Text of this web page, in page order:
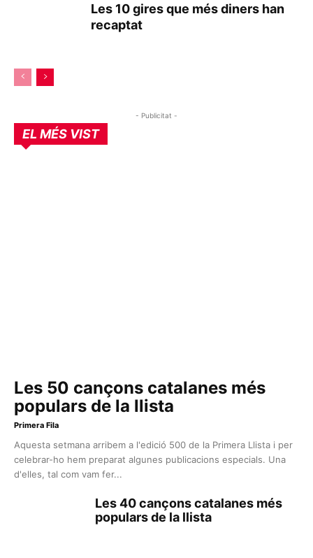
Les 10 gires que més diners han
recaptat
- Publicitat -
EL MÉS VIST
Les 50 cançons catalanes més
populars de la llista
Primera Fila
Aquesta setmana arribem a l'edició 500 de la Primera Llista i per
celebrar-ho hem preparat algunes publicacions especials. Una
d'elles, tal com vam fer...
Les 40 cançons catalanes més
populars de la llista